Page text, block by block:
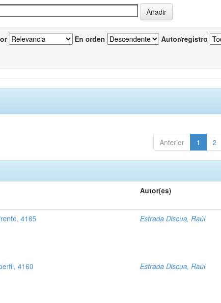
En orden Autor/registro
Anterior 1 2
Autor(es)
4165 Estrada Discua, Raúl
4160 Estrada Discua, Raúl